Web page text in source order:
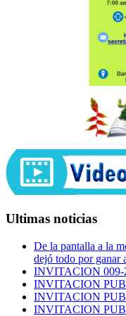
Ultimas noticias
De la pantalla a la
dejó todo por ganar
INVITACION 009-
INVITACION
INVITACION
INVITACION